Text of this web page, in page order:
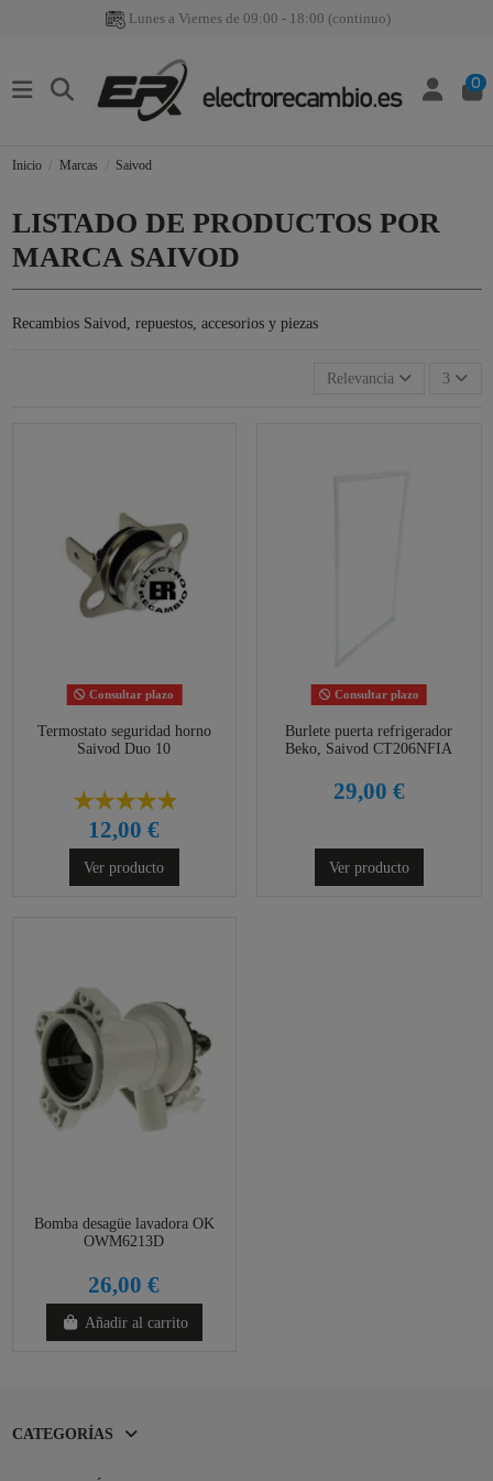
Lunes a Viernes de 09:00 - 18:00 (continuo)
0
Inicio Marcas Saivod
LISTADO DE PRODUCTOS POR
MARCA SAIVOD
Recambios Saivod, repuestos, accesorios y piezas
Relevancia 3
Consultar plazo
Termostato seguridad horno
Saivod Duo 10
12,00 €
Ver producto
Consultar plazo
Burlete puerta refrigerador
Beko, Saivod CT206NFIA
29,00 €
Ver producto
Bomba desagüe lavadora OK
OWM6213D
26,00 €
Añadir al carrito
CATEGORÍAS